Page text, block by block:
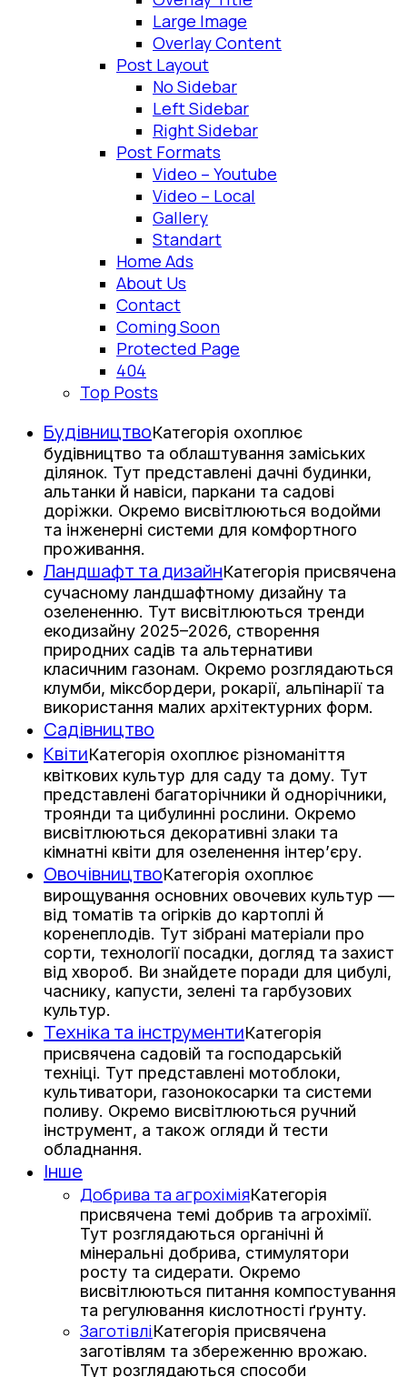
Large Image
Overlay Content
Post Layout
No Sidebar
Left Sidebar
Right Sidebar
Post Formats
Video – Youtube
Video – Local
Gallery
Standart
Home Ads
About Us
Contact
Coming Soon
Protected Page
404
Top Posts
БудівництвоКатегорія охоплює
будівництво та облаштування заміських
ділянок. Тут представлені дачні будинки,
альтанки й навіси, паркани та садові
доріжки. Окремо висвітлюються водойми
та інженерні системи для комфортного
проживання.
Ландшафт та дизайнКатегорія присвячена
сучасному ландшафтному дизайну та
озелененню. Тут висвітлюються тренди
екодизайну 2025–2026, створення
природних садів та альтернативи
класичним газонам. Окремо розглядаються
клумби, міксбордери, рокарії, альпінарії та
використання малих архітектурних форм.
Садівництво
КвітиКатегорія охоплює різноманіття
квіткових культур для саду та дому. Тут
представлені багаторічники й однорічники,
троянди та цибулинні рослини. Окремо
висвітлюються декоративні злаки та
кімнатні квіти для озеленення інтер’єру.
ОвочівництвоКатегорія охоплює
вирощування основних овочевих культур —
від томатів та огірків до картоплі й
коренеплодів. Тут зібрані матеріали про
сорти, технології посадки, догляд та захист
від хвороб. Ви знайдете поради для цибулі,
часнику, капусти, зелені та гарбузових
культур.
Техніка та інструментиКатегорія
присвячена садовій та господарській
техніці. Тут представлені мотоблоки,
культиватори, газонокосарки та системи
поливу. Окремо висвітлюються ручний
інструмент, а також огляди й тести
обладнання.
Інше
Добрива та агрохіміяКатегорія
присвячена темі добрив та агрохімії.
Тут розглядаються органічні й
мінеральні добрива, стимулятори
росту та сидерати. Окремо
висвітлюються питання компостування
та регулювання кислотності ґрунту.
ЗаготівліКатегорія присвячена
заготівлям та збереженню врожаю.
Тут розглядаються способи